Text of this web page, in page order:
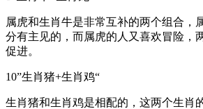
属虎和生肖牛是非常互补的两个组合，
分有主见的，而属虎的人又喜欢冒险，
促进。
10”生肖猪+生肖鸡“
生肖猪和生肖鸡是相配的，这两个生肖